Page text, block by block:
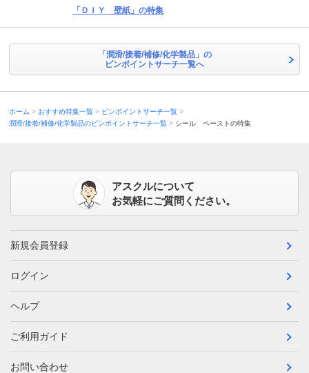
「ＤＩＹ 壁紙」の特集
「潤滑/接着/補修/化学製品」の
ピンポイントサーチ一覧へ
ホーム おすすめ特集一覧
ピンポイントサーチ一覧
潤滑/接着/補修/化学製品のピンポイントサーチ一覧
シール ペーストの特集
アスクルについて
お気軽にご質問ください。
新規会員登録
ログイン
ヘルプ
ご利用ガイド
お問い合わせ